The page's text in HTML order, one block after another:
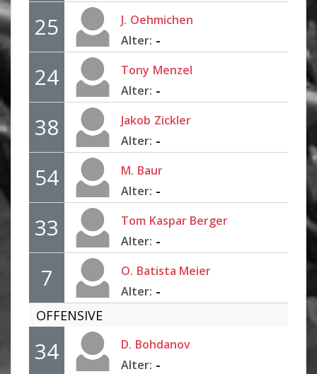
25 J. Oehmichen
Alter: -
24 Tony Menzel
Alter: -
38 Jakob Zickler
Alter: -
54 M. Baur
Alter: -
33 Tom Kaspar Berger
Alter: -
7 O. Batista Meier
Alter: -
OFFENSIVE
34 D. Bohdanov
Alter: -